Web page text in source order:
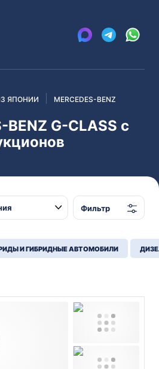
ЯПОНИИ MERCEDES-BENZ
BENZ G-CLASS с
Фильтр
И ГИБРИДНЫЕ АВТОМОБИЛИ